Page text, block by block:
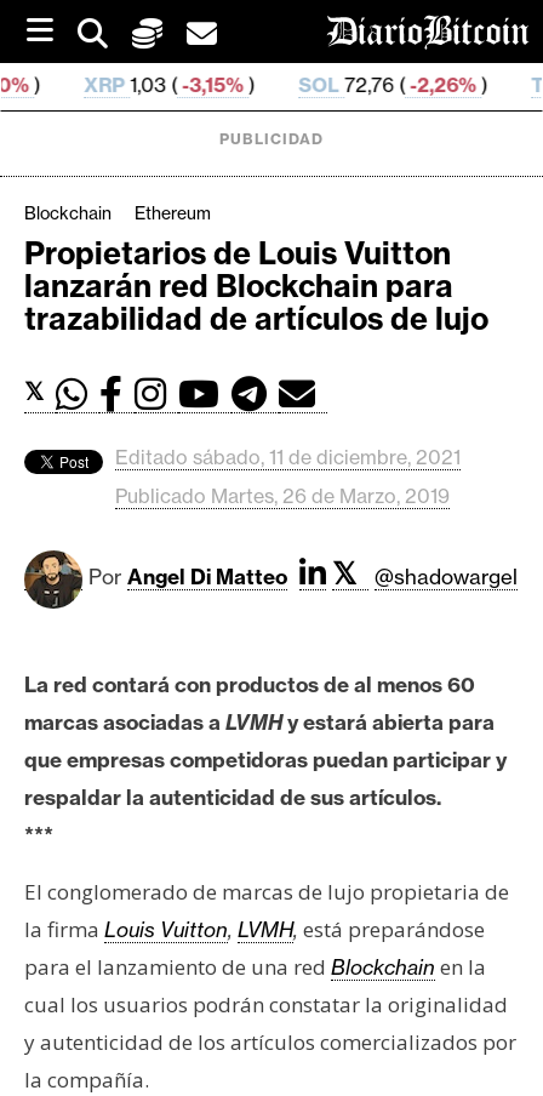
i
p
t
o
(-3,15%) SOL72,76 ( -2,26%) TRX0,326 963 (
C
r
i
M
a
B
t
i
n
E
t
h
PUBLICIDAD
Blockchain Ethereum
Propietarios de Louis Vuitton
lanzarán red Blockchain para
trazabilidad de artículos de lujo
𝕏
Editado sábado, 11 de diciembre, 2021
Publicado Martes, 26 de Marzo, 2019
Por Angel Di Matteo 𝕏 @shadowargel
La red contará con productos de al menos 60
marcas asociadas a LVMHy estará abierta para
que empresas competidoras puedan participar y
respaldar la autenticidad de sus artículos.
***
El conglomerado de marcas de lujo propietaria de
la firma Louis Vuitton, LVMH, está preparándose
para el lanzamiento de una red Blockchain en la
cual los usuarios podrán constatar la originalidad
y autenticidad de los artículos comercializados por
la compañía.